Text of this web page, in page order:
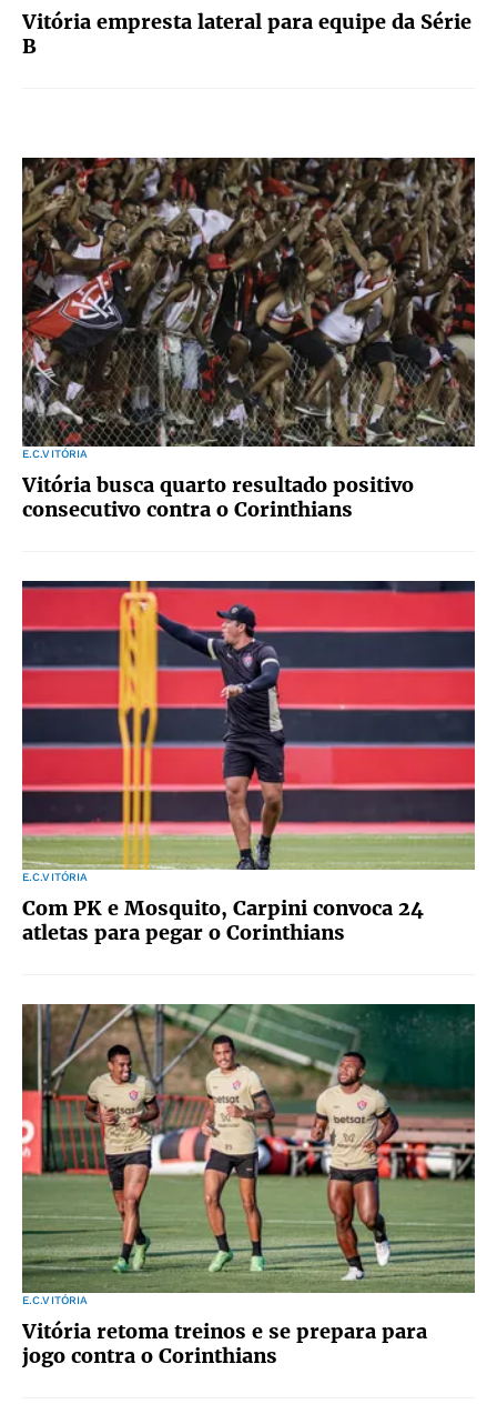
Vitória empresta lateral para equipe da Série
B
E.C.VITÓRIA
Vitória busca quarto resultado positivo
consecutivo contra o Corinthians
E.C.VITÓRIA
Com PK e Mosquito, Carpini convoca 24
atletas para pegar o Corinthians
E.C.VITÓRIA
Vitória retoma treinos e se prepara para
jogo contra o Corinthians